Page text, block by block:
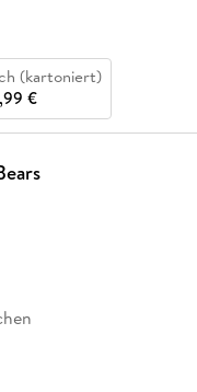
(kartoniert)
€